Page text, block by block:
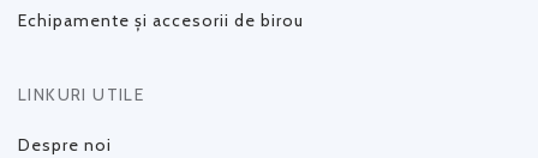
Echipamente și accesorii de birou
LINKURI UTILE
Despre noi